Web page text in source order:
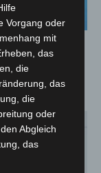
Vorgang oder
mit
das
die
das
die
oder
Abgleich
das